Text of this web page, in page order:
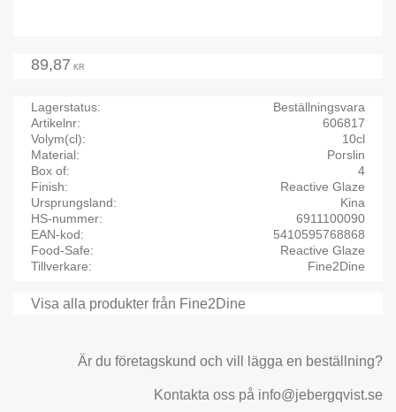
89,87 KR
Lagerstatus
Beställningsvara
Artikelnr
606817
Volym(cl)
10cl
Material
Porslin
Box of
4
Finish
Reactive Glaze
Ursprungsland
Kina
HS-nummer
6911100090
EAN-kod
5410595768868
Food-Safe
Reactive Glaze
Tillverkare
Fine2Dine
Visa alla produkter från Fine2Dine
Är du företagskund och vill lägga en beställning?
Kontakta oss på info@jebergqvist.se